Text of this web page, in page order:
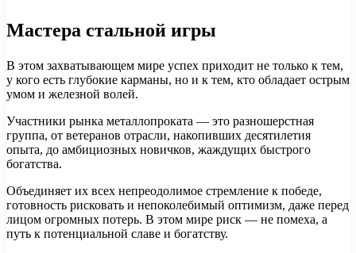
Мастера стальной игры
В этом захватывающем мире успех приходит не только к тем,
у кого есть глубокие карманы, но и к тем, кто обладает острым
умом и железной волей.
Участники рынка металлопроката — это разношерстная
группа, от ветеранов отрасли, накопивших десятилетия
опыта, до амбициозных новичков, жаждущих быстрого
богатства.
Объединяет их всех непреодолимое стремление к победе,
готовность рисковать и непоколебимый оптимизм, даже перед
лицом огромных потерь. В этом мире риск — не помеха, а
путь к потенциальной славе и богатству.